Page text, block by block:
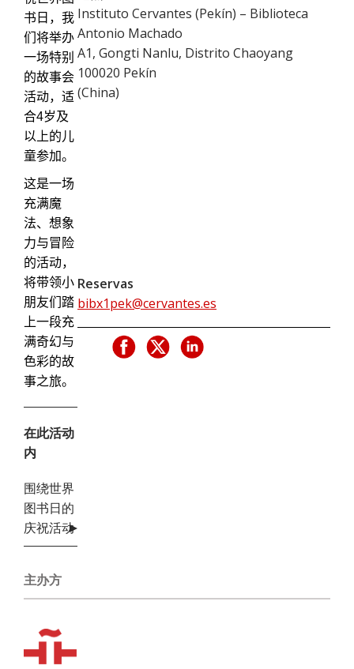
书日，我
们将举办
一场特别
的故事会
活动，适
合4岁及
以上的儿
童参加。
这是一场
充满魔
法、想象
力与冒险
的活动，
将带领小
朋友们踏
上一段充
满奇幻与
色彩的故
事之旅。
在此活动
内
围绕世界
图书日的
庆祝活动
Instituto Cervantes (Pekín) – Biblioteca
Antonio Machado
A1, Gongti Nanlu, Distrito Chaoyang
100020 Pekín
(China)
Reservas
bibx1pek@cervantes.es
主办方